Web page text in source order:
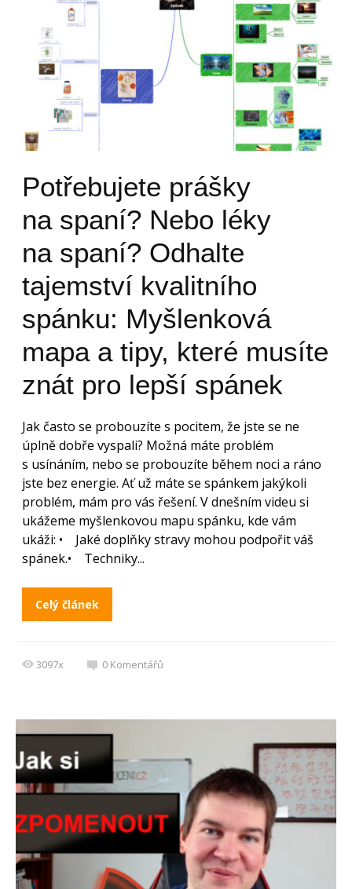
Potřebujete prášky
na spaní? Nebo léky
na spaní? Odhalte
tajemství kvalitního
spánku: Myšlenková
mapa a tipy, které musíte
znát pro lepší spánek
Jak často se probouzíte s pocitem, že jste se ne
úplně dobře vyspali? Možná máte problém
s usínáním, nebo se probouzíte během noci a ráno
jste bez energie. Ať už máte se spánkem jakýkoli
problém, mám pro vás řešení. V dnešním videu si
ukážeme myšlenkovou mapu spánku, kde vám
ukáži: • Jaké doplňky stravy mohou podpořit váš
spánek.• Techniky...
Celý článek
3097x 0 Komentářů